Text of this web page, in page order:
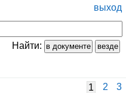
выход
Найти:
1 2 3